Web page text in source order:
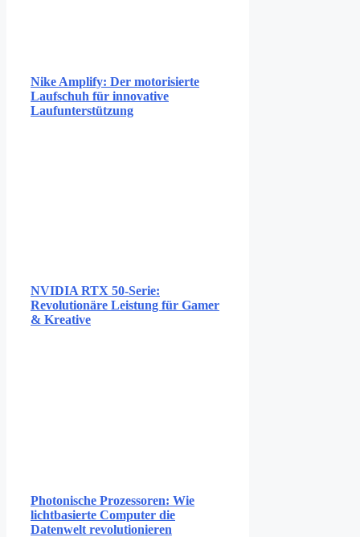
Nike Amplify: Der motorisierte
Laufschuh für innovative
Laufunterstützung
NVIDIA RTX 50-Serie:
Revolutionäre Leistung für Gamer
& Kreative
Photonische Prozessoren: Wie
lichtbasierte Computer die
Datenwelt revolutionieren